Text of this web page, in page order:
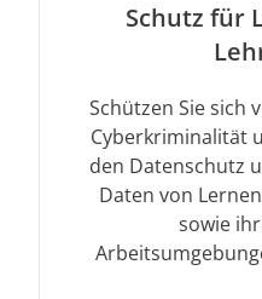
‌Schutz für
Schützen Sie sich
Cyberkriminalität
den Datenschutz
Daten von
sowie